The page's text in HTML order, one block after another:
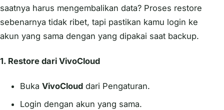
saatnya harus mengembalikan data? Proses restore
sebenarnya tidak ribet, tapi pastikan kamu login ke
akun yang sama dengan yang dipakai saat backup.
1. Restore dari VivoCloud
Buka VivoCloud dari Pengaturan.
Login dengan akun yang sama.